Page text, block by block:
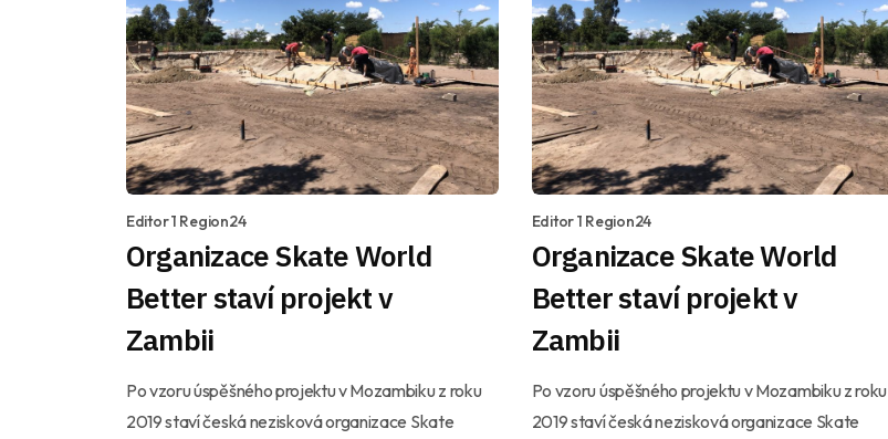
Editor 1 Region24
Organizace Skate World
Better staví projekt v
Zambii
Po vzoru úspěšného projektu v Mozambiku z roku
2019 staví česká nezisková organizace Skate
Editor 1 Region24
Organizace Skate World
Better staví projekt v
Zambii
Po vzoru úspěšného projektu v Mozambiku z roku
2019 staví česká nezisková organizace Skate